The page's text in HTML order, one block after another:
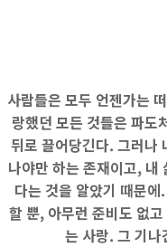
사람들은 모두 언젠가는
랑했던 모든 것들은 파도
뒤로 끌어당긴다. 그러나
나야만 하는 존재이고, 내
다는 것을 알았기 때문
할 뿐, 아무런 준비도 없
는 사랑. 그 기